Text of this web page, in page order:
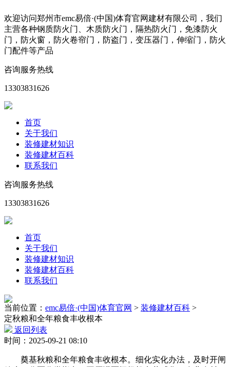
欢迎访问郑州市emc易倍·(中国)体育官网建材有限公司，我们
主营各种钢质防火门、木质防火门，隔热防火门，免漆防火
门，防火窗，防火卷帘门，防盗门，变压器门，伸缩门，防火
门配件等产品
咨询服务热线
13303831626
首页
关于我们
装修建材知识
装修建材百科
联系我们
咨询服务热线
13303831626
首页
关于我们
装修建材知识
装修建材百科
联系我们
当前位置： emc易倍·(中国)体育官网 > 装修建材百科 >
定秋粮和全年粮食丰收根本
返回列表
时间：2025-09-21 08:10
奠基秋粮和全年粮食丰收根本。细化实化办法，及时开闸